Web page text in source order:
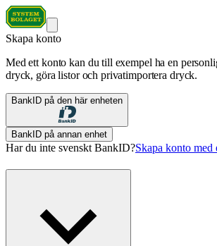
Skapa konto
Med ett konto kan du till exempel ha en
dryck, göra listor och privatimportera dryck.
BankID på den här enheten
BankID på annan enhet
Har du inte svenskt BankID?Skapa konto med